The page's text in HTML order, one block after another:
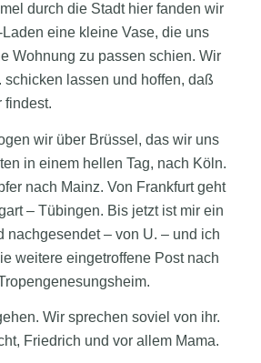
durch die Stadt hier fanden wir
eine kleine Vase, die uns
Wohnung zu passen schien. Wir
schicken lassen und hoffen, daß
findest.
wir über Brüssel, das wir uns
in einem hellen Tag, nach Köln.
nach Mainz. Von Frankfurt geht
– Tübingen. Bis jetzt ist mir ein
nachgesendet – von U. – und ich
weitere eingetroffene Post nach
Wir sprechen soviel von ihr.
Friedrich und vor allem Mama.